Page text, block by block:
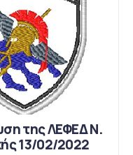
της ΛΕΦΕΔ Ν.
13/02/2022